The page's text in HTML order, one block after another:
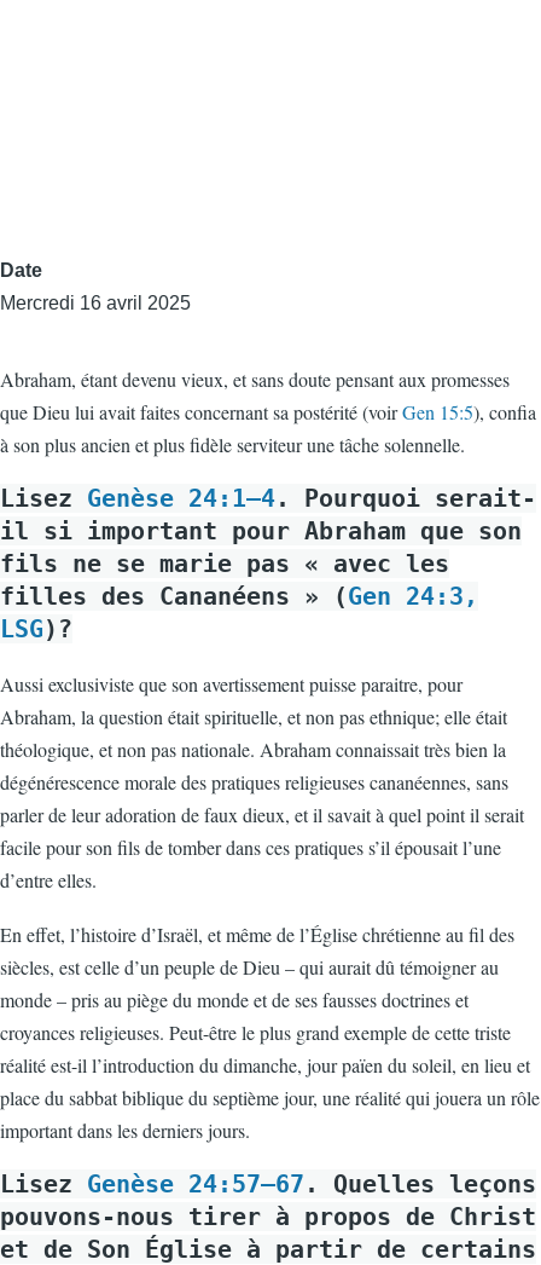
Date
Mercredi 16 avril 2025
Abraham, étant devenu vieux, et sans doute pensant aux promesses
que Dieu lui avait faites concernant sa postérité (voirGen 15:5), confia
à son plus ancien et plus fidèle serviteur une tâche solennelle.
Lisez Genèse 24:1–4. Pourquoi serait-
il si important pour Abraham que son
fils ne se marie pas « avec les
filles des Cananéens » (Gen 24:3,
LSG)?
Aussi exclusiviste que son avertissement puisse paraitre, pour
Abraham, la question était spirituelle, et non pas ethnique; elle était
théologique, et non pas nationale. Abraham connaissait très bien la
dégénérescence morale des pratiques religieuses cananéennes, sans
parler de leur adoration de faux dieux, et il savait à quel point il serait
facile pour son fils de tomber dans ces pratiques s’il épousait l’une
d’entre elles.
En effet, l’histoire d’Israël, et même de l’Église chrétienne au fil des
siècles, est celle d’un peuple de Dieu – qui aurait dû témoigner au
monde – pris au piège du monde et de ses fausses doctrines et
croyances religieuses. Peut-être le plus grand exemple de cette triste
réalité est-il l’introduction du dimanche, jour païen du soleil, en lieu et
place du sabbat biblique du septième jour, une réalité qui jouera un rôle
important dans les derniers jours.
Lisez Genèse 24:57–67 . Quelles leçons
pouvons-nous tirer à propos de Christ
et de Son Église à partir de certains